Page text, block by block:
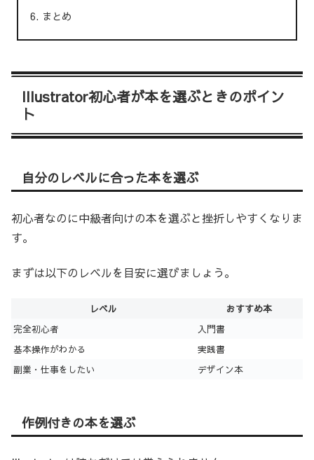
まとめ
Illustrator初心者が本を選ぶときのポイン
ト
自分のレベルに合った本を選ぶ
初心者なのに中級者向けの本を選ぶと挫折しやすくなりま
す。
まずは以下のレベルを目安に選びましょう。
レベル
おすすめ本
完全初心者
入門書
基本操作がわかる
実践書
副業・仕事をしたい
デザイン本
作例付きの本を選ぶ